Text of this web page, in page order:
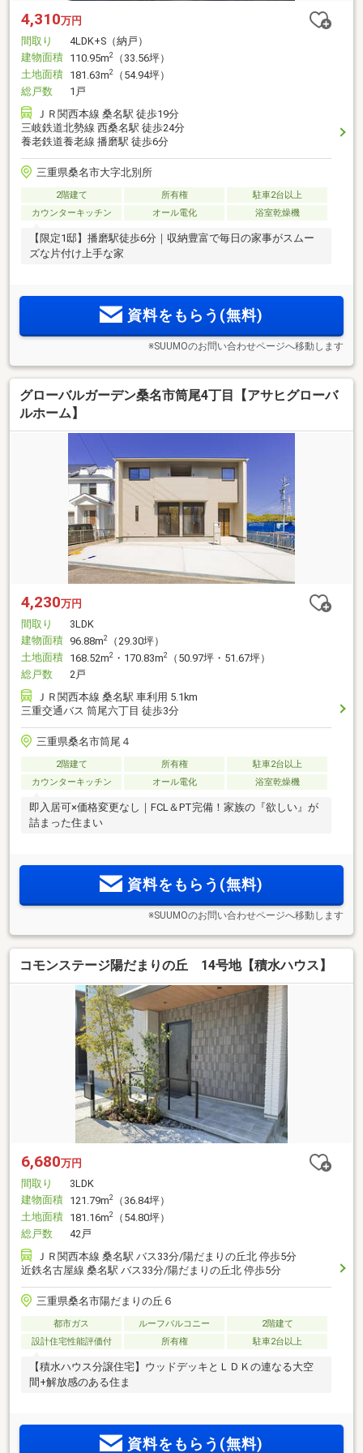
4,310万円
間取り
4LDK+S（納戸）
建物面積 110.95m2
（33.56坪）
土地面積 181.63m2
（54.94坪）
総戸数
1戸
ＪＲ関西本線 桑名駅 徒歩19分
三岐鉄道北勢線 西桑名駅 徒歩24分
養老鉄道養老線 播磨駅 徒歩6分
三重県桑名市大字北別所
2階建て 所有権
駐車2台以上
カウンターキッチン
オール電化 浴室乾燥機
【限定1邸】播磨駅徒歩6分｜収納豊富で毎日の家事がスムー
ズな片付け上手な家
資料をもらう(無料)
※SUUMOのお問い合わせページへ移動します
グローバルガーデン桑名市筒尾4丁目【アサヒグローバ
ルホーム】
4,230万円
間取り
3LDK
建物面積 96.88m2
（29.30坪）
土地面積 168.52m2 ・170.83m2
（50.97坪・51.67坪）
総戸数
2戸
ＪＲ関西本線 桑名駅 車利用 5.1km
三重交通バス 筒尾六丁目 徒歩3分
三重県桑名市筒尾４
2階建て 所有権
駐車2台以上
カウンターキッチン
オール電化 浴室乾燥機
即入居可×価格変更なし｜FCL＆PT完備！家族の『欲しい』が
詰まった住まい
資料をもらう(無料)
※SUUMOのお問い合わせページへ移動します
コモンステージ陽だまりの丘 14号地【積水ハウス】
6,680万円
間取り
3LDK
建物面積 121.79m2
（36.84坪）
土地面積 181.16m2
（54.80坪）
総戸数
42戸
ＪＲ関西本線 桑名駅 バス33分/陽だまりの丘北 停歩5分
近鉄名古屋線 桑名駅 バス33分/陽だまりの丘北 停歩5分
三重県桑名市陽だまりの丘６
都市ガス ルーフバルコニー
2階建て
設計住宅性能評価付
所有権 駐車2台以上
【積水ハウス分譲住宅】ウッドデッキとＬＤＫの連なる大空
間+解放感のある住ま
資料をもらう(無料)